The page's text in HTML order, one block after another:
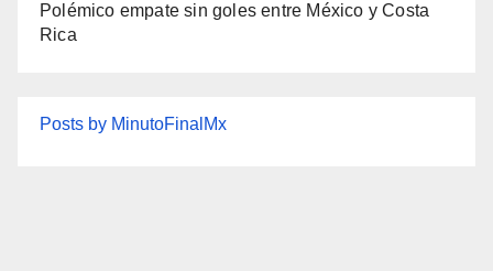
Polémico empate sin goles entre México y Costa
Rica
Posts by MinutoFinalMx